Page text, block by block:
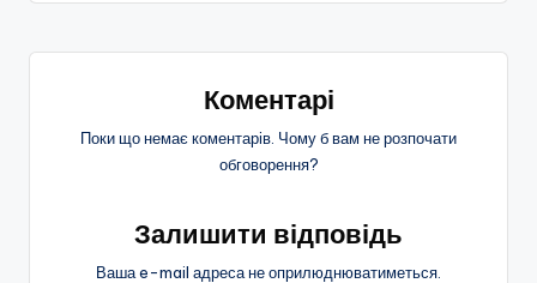
Коментарі
Поки що немає коментарів. Чому б вам не розпочати
обговорення?
Залишити відповідь
Ваша e-mail адреса не оприлюднюватиметься.